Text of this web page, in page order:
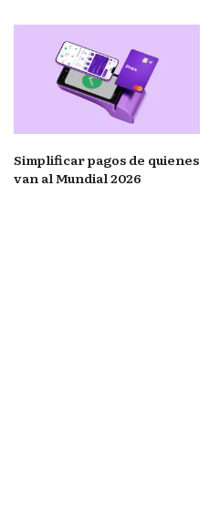
Simplificar pagos de quienes
van al Mundial 2026